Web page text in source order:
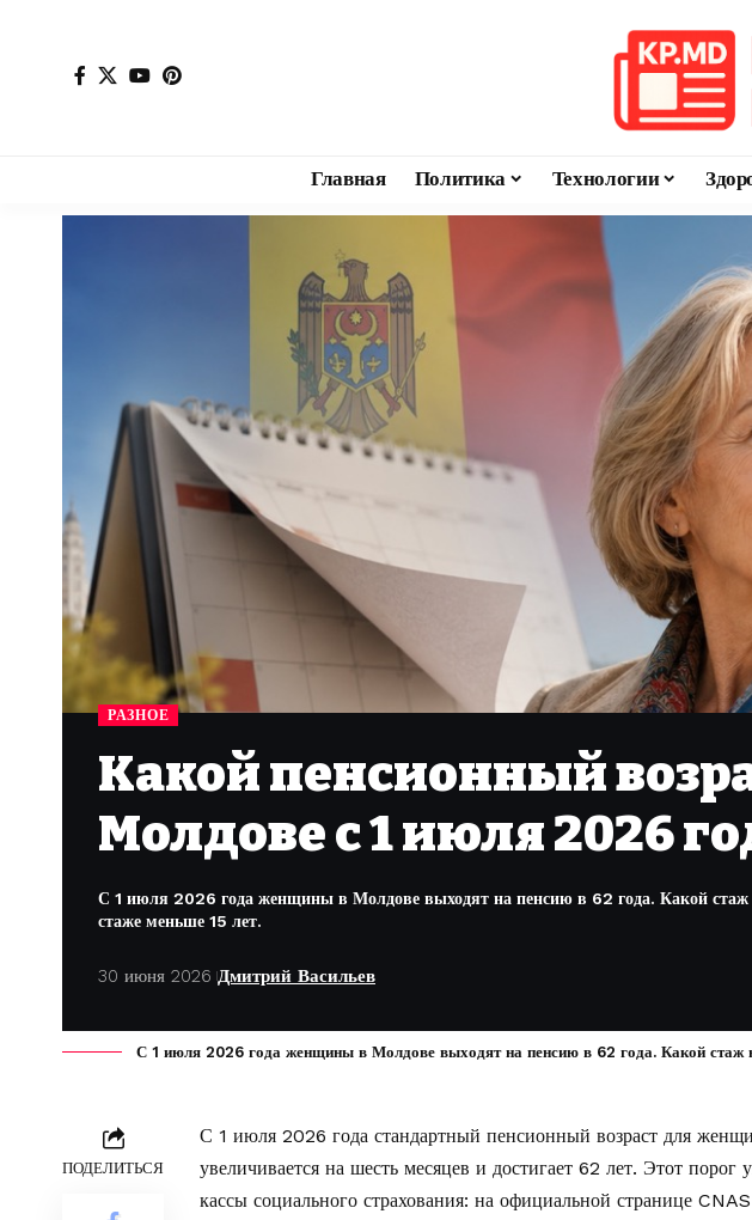
Главная Политика Технологии
РАЗНОЕ
Какой пенсионный
Молдове с 1 июля 2026
С 1 июля 2026 года женщины в Молдове выходят на пенсию в 62 года. Какой стаж
стаже меньше 15 лет.
30 июня 2026 Дмитрий Васильев
С 1 июля 2026 года женщины в Молдове выходят на пенсию в 62 года. Какой стаж
ПОДЕЛИТЬСЯ
С 1 июля 2026 года стандартный пенсионный возраст для
увеличивается на шесть месяцев и достигает 62 лет. Этот порог
кассы социального страхования: на официальной странице